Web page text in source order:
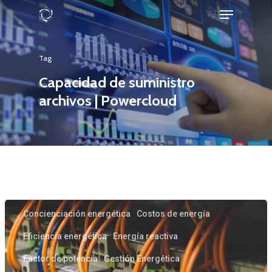
Hit enter to search or ESC to close
Tag
Capacidad de suministro
archivos | Powercloud
Concienciación energética Costos de energía
Eficiencia energética Energía reactiva
Factor de potencia Gestión Energética
Home
Características
Casos prácticos
Noticias